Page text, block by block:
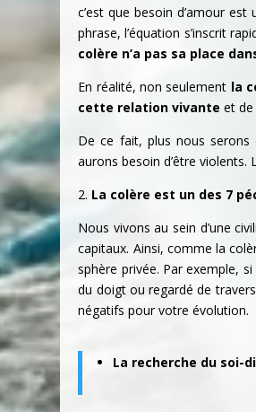
c’est que besoin d’amour
phrase, l’équation s’inscrit
colère n’a pas sa place
En réalité, non seulement la
cette relation vivante et
De ce fait, plus nous serons
aurons besoin d’être violents.
2. La colère est un des 7
Nous vivons au sein d’une
capitaux. Ainsi, comme la
sphère privée. Par exemple,
du doigt ou regardé de
négatifs pour votre évolution.
La recherche du soi-